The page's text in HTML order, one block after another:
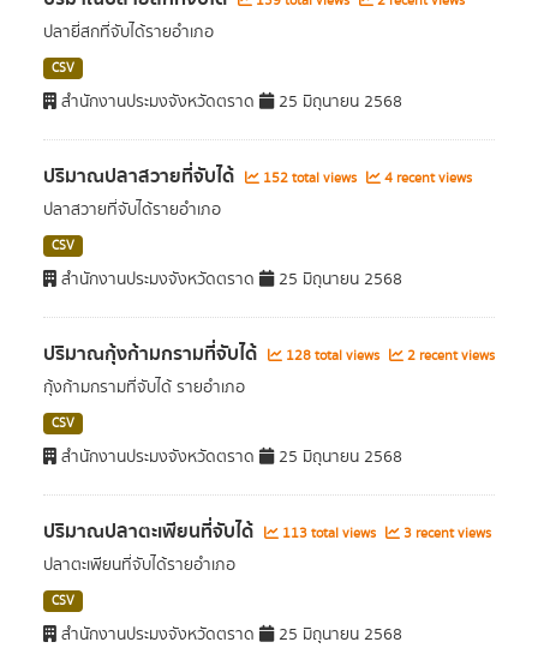
ปลายี่สกที่จับได้รายอำเภอ
CSV
สำนักงานประมงจังหวัดตราด 25 มิถุนายน 2568
ปริมาณปลาสวายที่จับได้ 152 total views 4 recent views
ปลาสวายที่จับได้รายอำเภอ
CSV
สำนักงานประมงจังหวัดตราด 25 มิถุนายน 2568
ปริมาณกุ้งก้ามกรามที่จับได้ 128 total views 2 recent views
กุ้งก้ามกรามที่จับได้ รายอำเภอ
CSV
สำนักงานประมงจังหวัดตราด 25 มิถุนายน 2568
ปริมาณปลาตะเพียนที่จับได้ 113 total views 3 recent views
ปลาตะเพียนที่จับได้รายอำเภอ
CSV
สำนักงานประมงจังหวัดตราด 25 มิถุนายน 2568